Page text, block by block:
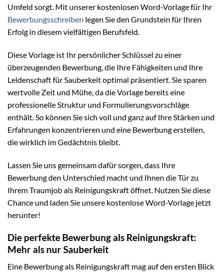
Umfeld sorgt. Mit unserer kostenlosen Word-Vorlage für Ihr
Bewerbungsschreiben legen Sie den Grundstein für Ihren
Erfolg in diesem vielfältigen Berufsfeld.
Diese Vorlage ist Ihr persönlicher Schlüssel zu einer
überzeugenden Bewerbung, die Ihre Fähigkeiten und Ihre
Leidenschaft für Sauberkeit optimal präsentiert. Sie sparen
wertvolle Zeit und Mühe, da die Vorlage bereits eine
professionelle Struktur und Formulierungsvorschläge
enthält. So können Sie sich voll und ganz auf Ihre Stärken und
Erfahrungen konzentrieren und eine Bewerbung erstellen,
die wirklich im Gedächtnis bleibt.
Lassen Sie uns gemeinsam dafür sorgen, dass Ihre
Bewerbung den Unterschied macht und Ihnen die Tür zu
Ihrem Traumjob als Reinigungskraft öffnet. Nutzen Sie diese
Chance und laden Sie unsere kostenlose Word-Vorlage jetzt
herunter!
Die perfekte Bewerbung als Reinigungskraft:
Mehr als nur Sauberkeit
Eine Bewerbung als Reinigungskraft mag auf den ersten Blick